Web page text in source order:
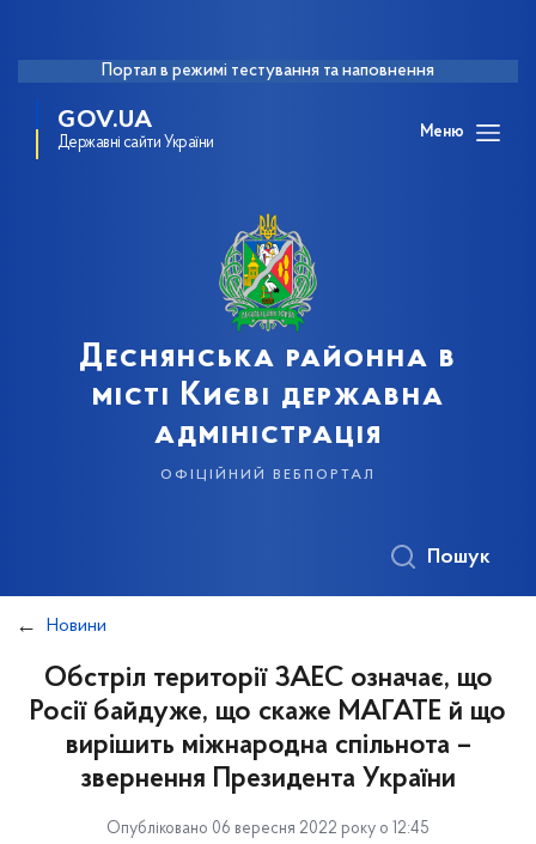
Портал в режимі тестування та наповнення
GOV.UA
Державні сайти України
Меню
Деснянська районна в
місті Києві державна
адміністрація
офіційний вебпортал
Пошук
Новини
Обстріл території ЗАЕС означає, що
Росії байдуже, що скаже МАГАТЕ й що
вирішить міжнародна спільнота –
звернення Президента України
Опубліковано 06 вересня 2022 року о 12:45